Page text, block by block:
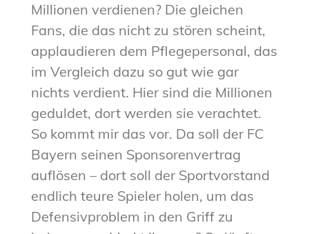
Millionen verdienen? Die gleichen
Fans, die das nicht zu stören scheint,
applaudieren dem Pflegepersonal, das
im Vergleich dazu so gut wie gar
nichts verdient. Hier sind die Millionen
geduldet, dort werden sie verachtet.
So kommt mir das vor. Da soll der FC
Bayern seinen Sponsorenvertrag
auflösen – dort soll der Sportvorstand
endlich teure Spieler holen, um das
Defensivproblem in den Griff zu